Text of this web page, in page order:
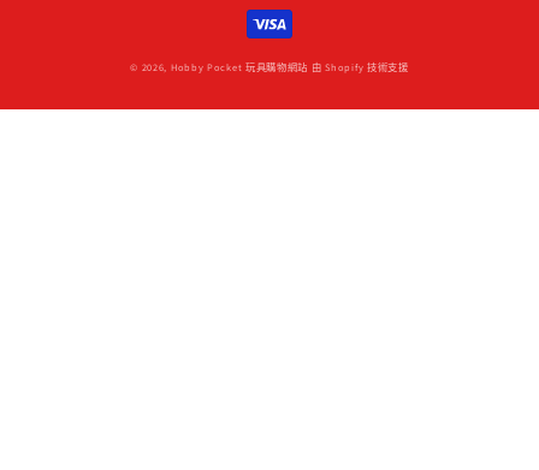
© 2026, Hobby Pocket 玩具購物網站 由 Shopify 技術支援